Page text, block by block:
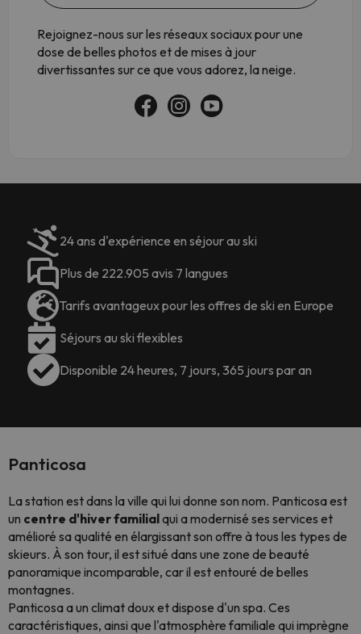
Rejoignez-nous sur les réseaux sociaux pour une
dose de belles photos et de mises à jour
divertissantes sur ce que vous adorez, la neige.
24 ans d'expérience en séjour au ski
Plus de 222.905 avis 7 langues
Tarifs avantageux pour les offres de ski en Europe
Séjours au ski flexibles
Disponible 24 heures, 7 jours, 365 jours par an
Panticosa
La station est dans la ville qui lui donne son nom. Panticosa est
un centre d'hiver familialqui a modernisé ses services et
amélioré sa qualité en élargissant son offre à tous les types de
skieurs. À son tour, il est situé dans une zone de beauté
panoramique incomparable, car il est entouré de belles
montagnes.
Panticosa a un climat doux et dispose d'un spa. Ces
caractéristiques, ainsi que l'atmosphère familiale qui imprègne